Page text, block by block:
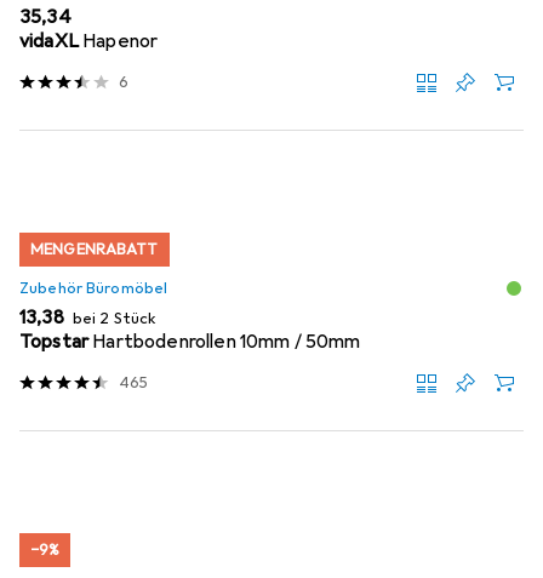
EUR
35,34
vidaXL Hapenor
6
MENGENRABATT
Zubehör Büromöbel
EUR
13,38 bei 2 Stück
TopstarHartbodenrollen 10mm / 50mm
465
−9%